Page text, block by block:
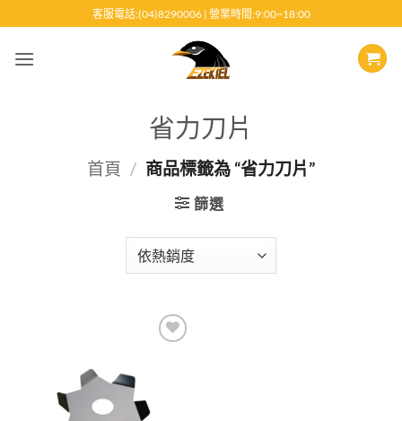
至
客服電話:(04)8290006 | 營業時間:9:00~18:00
省力刀片
首頁 / 商品標籤為 “省力刀片”
篩選